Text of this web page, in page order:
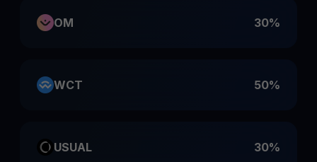
OM 30%
WCT 50%
USUAL 30%